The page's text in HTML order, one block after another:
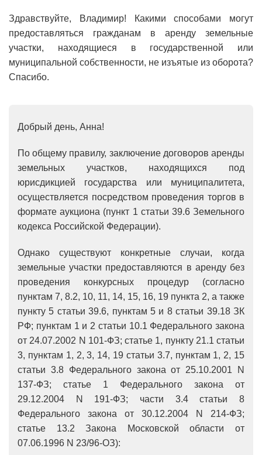
Здравствуйте, Владимир! Какими способами могут
предоставляться гражданам в аренду земельные
участки, находящиеся в государственной или
муниципальной собственности, не изъятые из оборота?
Спасибо.
Добрый день, Анна!
По общему правилу, заключение договоров аренды
земельных участков, находящихся под
юрисдикцией государства или муниципалитета,
осуществляется посредством проведения торгов в
формате аукциона (пункт 1 статьи 39.6 Земельного
кодекса Российской Федерации).
Однако существуют конкретные случаи, когда
земельные участки предоставляются в аренду без
проведения конкурсных процедур (согласно
пунктам 7, 8.2, 10, 11, 14, 15, 16, 19 пункта 2, а также
пункту 5 статьи 39.6, пунктам 5 и 8 статьи 39.18 ЗК
РФ; пунктам 1 и 2 статьи 10.1 Федерального закона
от 24.07.2002 N 101-ФЗ; статье 1, пункту 21.1 статьи
3, пунктам 1, 2, 3, 14, 19 статьи 3.7, пунктам 1, 2, 15
статьи 3.8 Федерального закона от 25.10.2001 N
137-ФЗ; статье 1 Федерального закона от
29.12.2004 N 191-ФЗ; части 3.4 статьи 8
Федерального закона от 30.12.2004 N 214-ФЗ;
статье 13.2 Закона Московской области от
07.06.1996 N 23/96-ОЗ):